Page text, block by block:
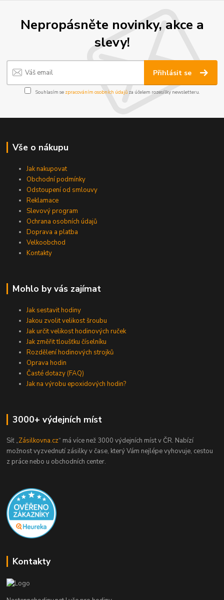
Nepropásněte novinky, akce a
slevy!
Přihlásit se
Souhlasím se zpracováním osobních údajůza účelem rozesílky newsletteru.
Vše o nákupu
Jak nakupovat
Obchodní podmínky
Odstoupení od smlouvy
Reklamace
Slevový program
Ochrana osobních údajů
Doprava a platba
Velkoobchod
Kontakty
Mohlo by vás zajímat
Jak sestavit hodiny
Jakou zvolit velikost šroubu
Jak určit velikost hodinových ruček
Jak změřit tloušťku číselníku
Rozdělení hodinových strojků
Oprava hodin
Časté dotazy (FAQ)
Jak na výrobu epoxidových hodin?
3000+ výdejních míst
Síť „Zásilkovna.cz“ má více než 3000 výdejních míst v ČR. Nabízí
možnost vyzvednutí zásilky v čase, který Vám nejlépe vyhovuje, cestou
z práce nebo u obchodních center.
Kontakty